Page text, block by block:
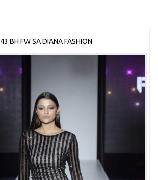
43 BH FW SA DIANA FASHION